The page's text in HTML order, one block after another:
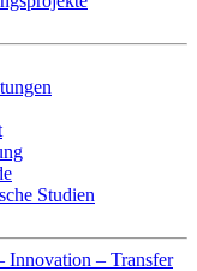
Studien
Innovation – Transfer